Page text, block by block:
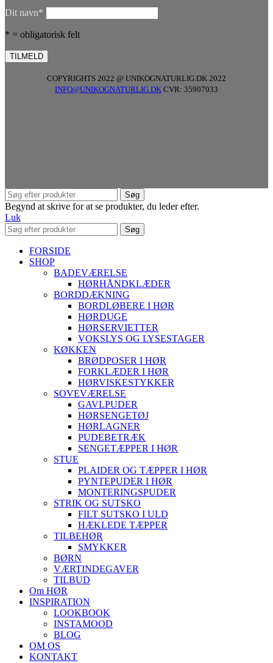
Dit navn*
* = obligatorisk felt
COPYRIGHTS 2022 @ UNIKOGNATURLIG.DK 2022
INFO@UNIKOGNATURLIG.DK CVR: 35907033
Søg
Begynd at skrive for at se produkter, du leder efter.
Luk
Søg
FORSIDE
SHOP
BADEVÆRELSE
HØRHÅNDKLÆDER
BORDDÆKNING
BORDLØBERE I HØR
HØRDUGE
HØRSERVIETTER
VOKSLYS OG LYSESTAGER
KØKKEN
BRØDPOSER I HØR
FORKLÆDER I HØR
HØRVISKESTYKKER
SOVEVÆRELSE
GAVLPUDER
HØRSENGETØJ
HØRLAGNER
PUDEBETRÆK
SENGETÆPPER I HØR
STUE
PLAIDER OG TÆPPER I HØR
PYNTEPUDER I HØR
MONTERINGSPUDER
STRIK OG SUTSKO
FILT SUTSKO I ULD
HÆKLEDE TÆPPER
TILBEHØR
SMYKKER
BØRN
VÆRTINDEGAVER
TILBUD
Om HØR
INSPIRATION
LOOKBOOK
INSTAMOOD
BLOG
OM OS
KONTAKT